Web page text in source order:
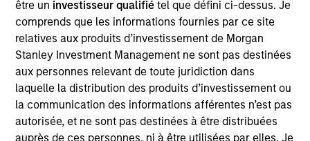
être un investisseur qualifiétel que défini ci-dessus. Je
comprends que les informations fournies par ce site
relatives aux produits d’investissement de Morgan
Stanley Investment Management ne sont pas destinées
aux personnes relevant de toute juridiction dans
laquelle la distribution des produits d’investissement ou
la communication des informations afférentes n’est pas
autorisée, et ne sont pas destinées à être distribuées
auprès de ces personnes, ni à être utilisées par elles. Je
engineering from Princeton University. She also
holds the Chartered Financial Analyst designation
and is a member of the New York Society of
Security Analysts.
Broad Markets Fixed Income Team